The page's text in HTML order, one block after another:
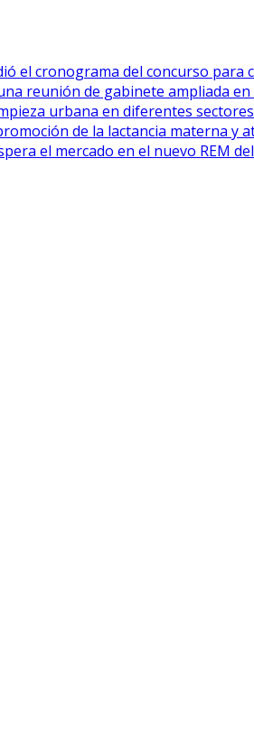
el cronograma del concurso
reunión de gabinete ampliada en
urbana en diferentes
de la lactancia materna y
el mercado en el nuevo REM